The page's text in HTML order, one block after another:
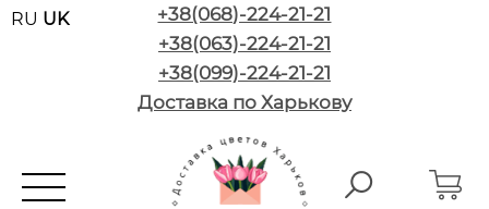
RU UK
+38(068)-224-21-21
+38(063)-224-21-21
+38(099)-224-21-21
Доставка по Харькову